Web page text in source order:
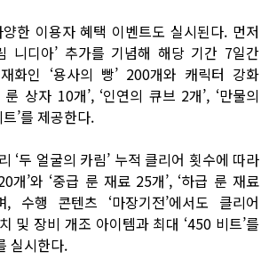
한 이용자 혜택 이벤트도 실시된다. 먼저
니디아’ 추가를 기념해 해당 기간 7일간
화인 ‘용사의 빵’ 200개와 캐릭터 강화
상자 10개’, ‘인연의 큐브 2개’, ‘만물의
’를 제공한다.
‘두 얼굴의 카림’ 누적 클리어 횟수에 따라
개’와 ‘중급 룬 재료 25개’, ‘하급 룬 재료
, 수행 콘텐츠 ‘마장기전’에서도 클리어
및 장비 개조 아이템과 최대 ‘450 비트’를
실시한다.